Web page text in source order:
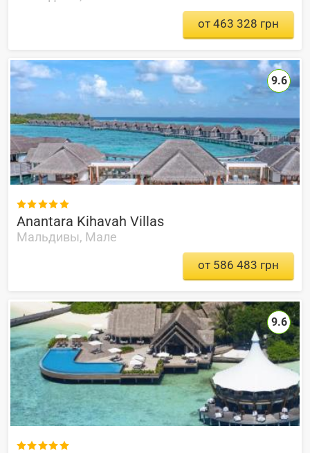
от 463 328 грн

Anantara Kihavah Villas
Мальдивы, Мале
9.6
от 586 483 грн

9.6